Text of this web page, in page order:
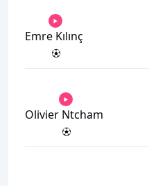
Emre Kılınç
Olivier Ntcham